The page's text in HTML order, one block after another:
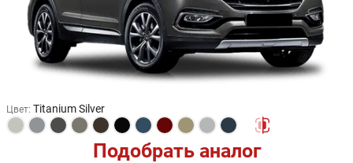
Цвет: Titanium Silver
Подобрать аналог